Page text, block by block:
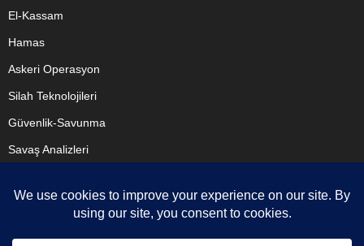
El-Kassam
Hamas
Askeri Operasyon
Silah Teknolojileri
Güvenlik-Savunma
Savaş Analizleri
BİZİ TAKİP ET